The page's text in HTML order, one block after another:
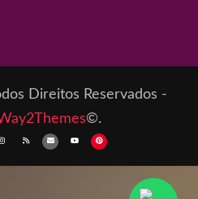
Direitos Reservados -
©.